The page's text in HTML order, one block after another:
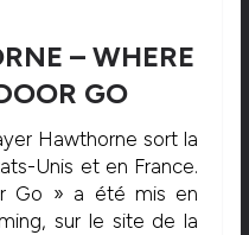
– WHERE
GO
Hawthorne sort la
Unis et en France.
Go » a été mis en
sur le site de la